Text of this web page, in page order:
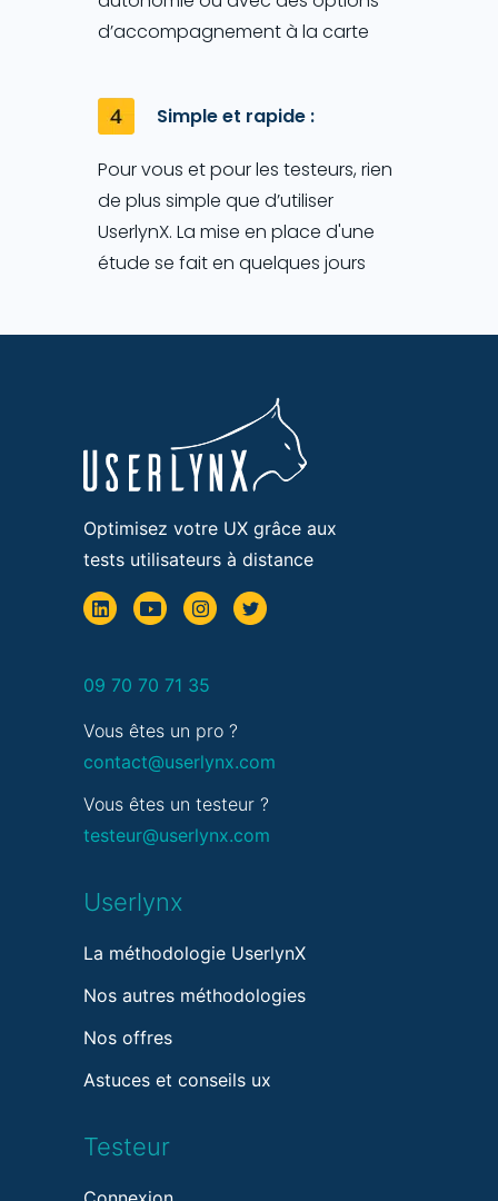
d’accompagnement à la carte
Simple et rapide :
Pour vous et pour les testeurs, rien
de plus simple que d’utiliser
UserlynX. La mise en place d'une
étude se fait en quelques jours
Optimisez votre UX grâce aux
tests utilisateurs à distance
09 70 70 71 35
Vous êtes un pro ?
contact@userlynx.com
Vous êtes un testeur ?
testeur@userlynx.com
Userlynx
La méthodologie UserlynX
Nos autres méthodologies
Nos offres
Astuces et conseils ux
Testeur